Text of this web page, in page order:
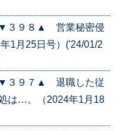
▼３９８▲ 営業秘密侵
1月25日号）('24/01/2
▼３９７▲ 退職した従
は…。（2024年1月18